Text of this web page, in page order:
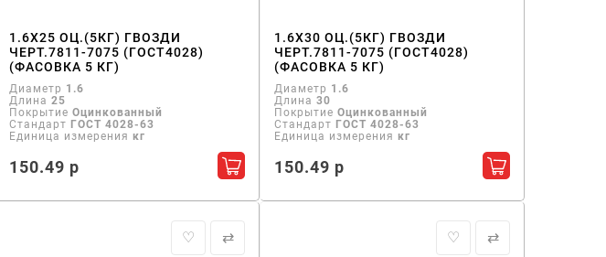
в корзину
1.6X25 ОЦ.(5КГ) ГВОЗДИ
ЧЕРТ.7811-7075 (ГОСТ4028)
(ФАСОВКА 5 КГ)
Диаметр 1.6
Длина 25
Покрытие Оцинкованный
Стандарт ГОСТ 4028-63
Единица измерения кг
150.49 р Добавить в корзину
1.6X30 ОЦ.(5КГ) ГВОЗДИ
ЧЕРТ.7811-7075 (ГОСТ4028)
(ФАСОВКА 5 КГ)
Диаметр 1.6
Длина 30
Покрытие Оцинкованный
Стандарт ГОСТ 4028-63
Единица измерения кг
150.49 р Добавить в
♡ ⇄ ♡ ⇄